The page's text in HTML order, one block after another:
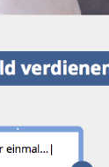
Geld